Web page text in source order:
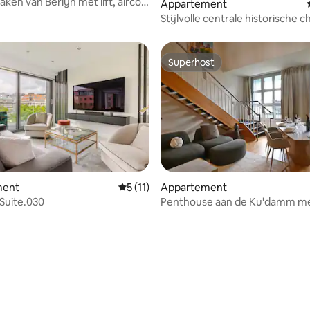
Appartement
Stijlvolle centrale historische
Gemiddelde beoordeling van 5 uit 5, 11
5 (11)
Superhost
Superhost
Appartement
Penthouse aan de Ku'damm